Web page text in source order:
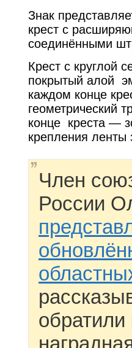
Знак
крест с
соединёнными
Крест с круглой
покрытый алой
каждом конце
геометрический
конце креста —
крепления
Член
России